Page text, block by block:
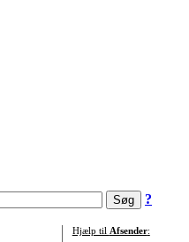
?
Hjælp til Afsender: